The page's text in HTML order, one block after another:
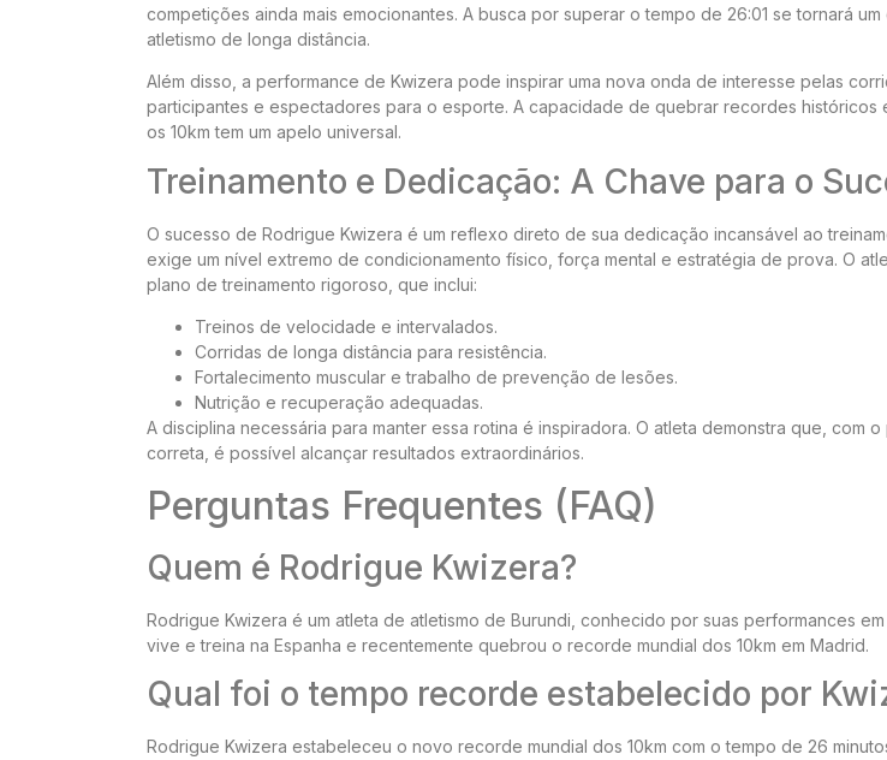
competições ainda mais emocionantes. A busca por superar o tempo de 26:01 se tornará
atletismo de longa distância.
Além disso, a performance de Kwizera pode inspirar uma nova onda de interesse pelas
participantes e espectadores para o esporte. A capacidade de quebrar recordes históricos
os 10km tem um apelo universal.
Treinamento e Dedicação: A Chave para o
O sucesso de Rodrigue Kwizera é um reflexo direto de sua dedicação incansável ao
exige um nível extremo de condicionamento físico, força mental e estratégia de prova. O
plano de treinamento rigoroso, que inclui:
Treinos de velocidade e intervalados.
Corridas de longa distância para resistência.
Fortalecimento muscular e trabalho de prevenção de lesões.
Nutrição e recuperação adequadas.
A disciplina necessária para manter essa rotina é inspiradora. O atleta demonstra que, com
correta, é possível alcançar resultados extraordinários.
Perguntas Frequentes (FAQ)
Quem é Rodrigue Kwizera?
Rodrigue Kwizera é um atleta de atletismo de Burundi, conhecido por suas performances
vive e treina na Espanha e recentemente quebrou o recorde mundial dos 10km em Madrid.
Qual foi o tempo recorde estabelecido por
Rodrigue Kwizera estabeleceu o novo recorde mundial dos 10km com o tempo de 26